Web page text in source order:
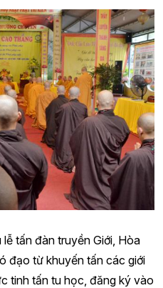
tấn đàn truyền Giới, Hòa
đạo từ khuyến tấn các giới
tinh tấn tu học, đăng ký vào